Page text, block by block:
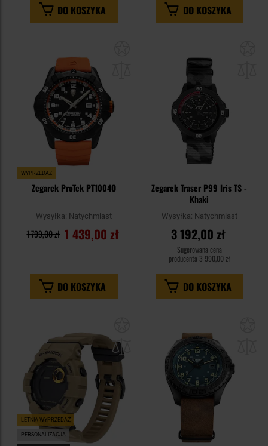
DO KOSZYKA DO KOSZYKA
WYPRZEDAŻ
Zegarek ProTek PT1004O
Wysyłka: Natychmiast
1 439,00 zł
1 799,00 zł
DO KOSZYKA
Zegarek Traser P99 Iris TS -
Khaki
Wysyłka: Natychmiast
3 192,00 zł
Sugerowana cena
producenta 3 990,00 zł
DO KOSZYKA
schowka
LETNIA WYPRZEDAŻ
PERSONALIZACJA